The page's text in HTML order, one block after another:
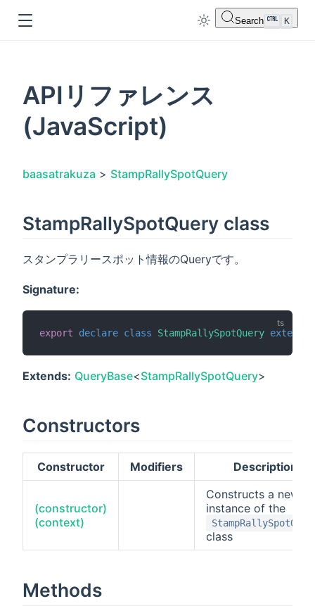
Search K
APIリファレンス
(JavaScript)
baasatrakuza > StampRallySpotQuery
StampRallySpotQuery class
スタンプラリースポット情報のQueryです。
Signature:
export declare class StampRallySpotQuery extends
Extends: QueryBase<StampRallySpotQuery>
Constructors
Constructor Modifiers Description
(constructor)
(context)
Constructs a new
instance of the
class
Methods